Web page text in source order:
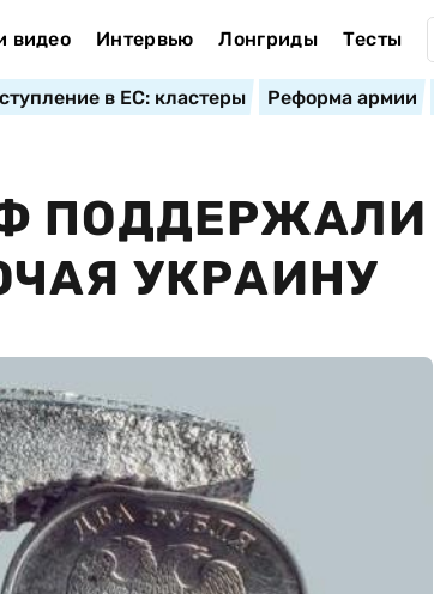
видео Интервью Лонгриды Тесты
в ЕС: кластеры Реформа армии
ПОДДЕРЖАЛИ
УКРАИНУ